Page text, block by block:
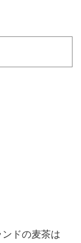
ドの麦茶は